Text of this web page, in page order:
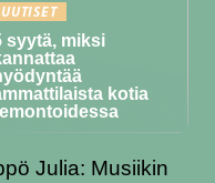
UUTISET
syytä, miksi
kotia
Julia: Musiikin